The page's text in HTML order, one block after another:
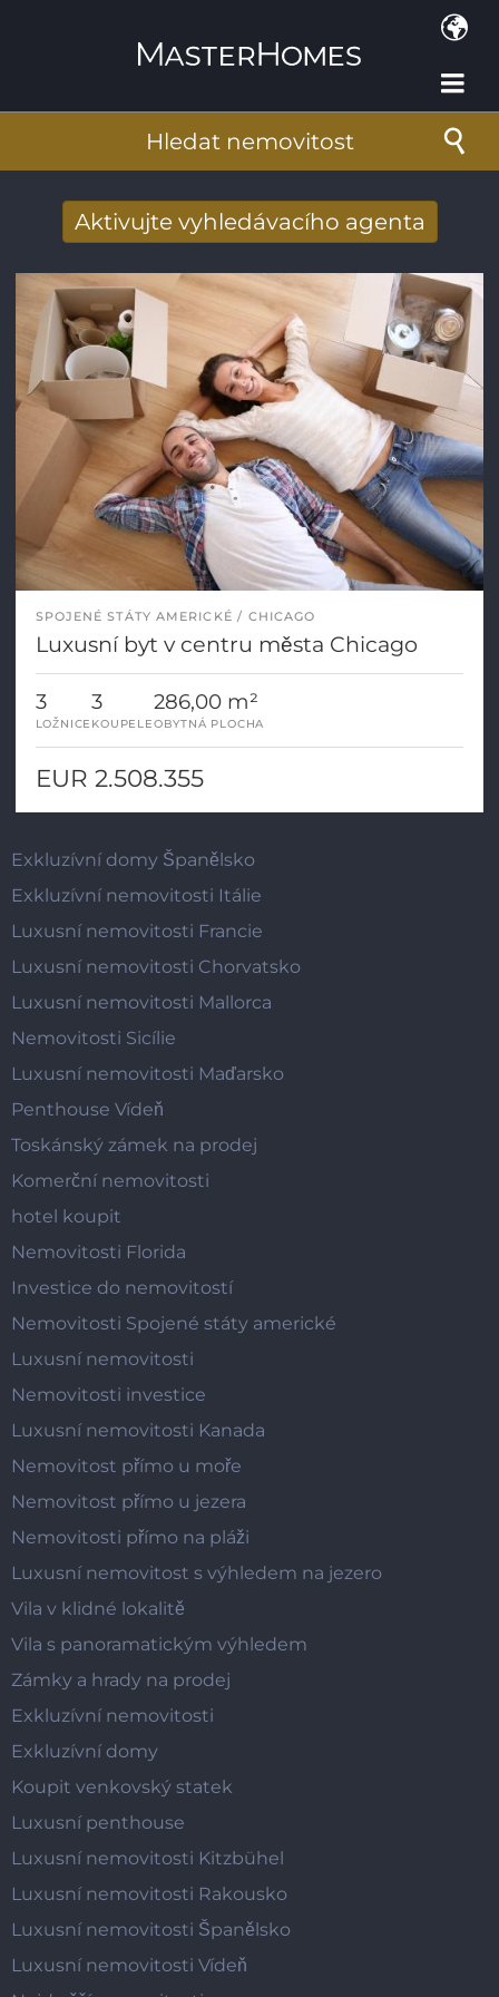
Hledat nemovitost
Aktivujte vyhledávacího agenta
vyhledávání
E-mailová adresa
SPOJENÉ STÁTY AMERICKÉ CHICAGO
Luxusní byt v centru města Chicago
3
LOŽNICE
3
KOUPELE
286,00 m²
OBYTNÁ PLOCHA
EUR 2.508.355
Exkluzívní domy Španělsko
Exkluzívní nemovitosti Itálie
Luxusní nemovitosti Francie
Luxusní nemovitosti Chorvatsko
Luxusní nemovitosti Mallorca
Nemovitosti Sicílie
Luxusní nemovitosti Maďarsko
Penthouse Vídeň
Toskánský zámek na prodej
Komerční nemovitosti
hotel koupit
Nemovitosti Florida
Investice do nemovitostí
Nemovitosti Spojené státy americké
Luxusní nemovitosti
Nemovitosti investice
Luxusní nemovitosti Kanada
Nemovitost přímo u moře
Nemovitost přímo u jezera
Nemovitosti přímo na pláži
Luxusní nemovitost s výhledem na jezero
Vila v klidné lokalitě
Vila s panoramatickým výhledem
Zámky a hrady na prodej
Exkluzívní nemovitosti
Exkluzívní domy
Koupit venkovský statek
Luxusní penthouse
Luxusní nemovitosti Kitzbühel
Luxusní nemovitosti Rakousko
Luxusní nemovitosti Španělsko
Luxusní nemovitosti Vídeň